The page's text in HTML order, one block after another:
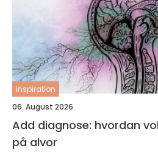
inspiration
06. August 2026
Add diagnose: hvordan
på alvor